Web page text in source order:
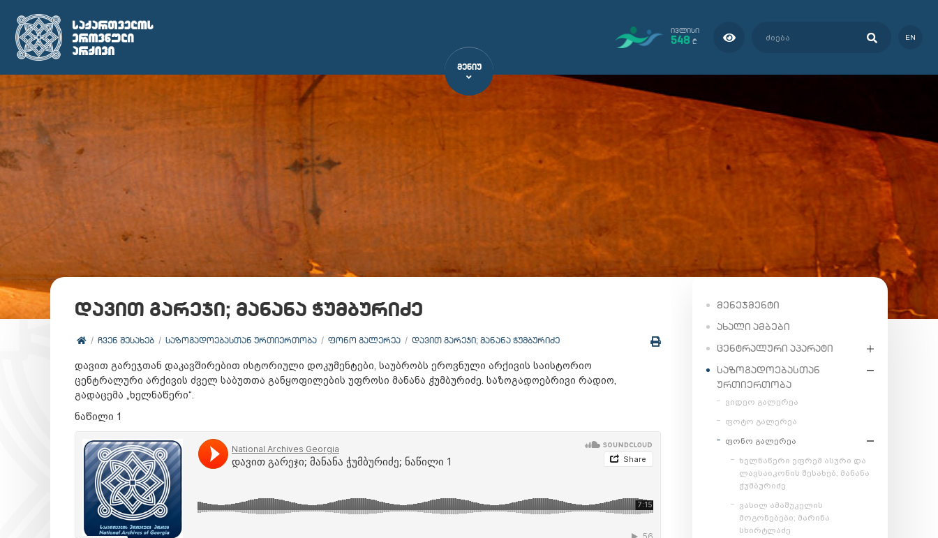
ᲘᲕᲚᲘᲡᲘ
548 ₾ EN
ᲛᲔᲜᲘᲣ
დავით გარეჯი; მანანა ჭუმბურიძე
ᲩᲕᲔᲜ ᲨᲔᲡᲐᲮᲔᲑ ᲡᲐᲖᲝᲒᲐᲓᲝᲔᲑᲐᲡᲗᲐᲜ ᲣᲠᲗᲘᲔᲠᲗᲝᲑᲐ ᲤᲝᲜᲝ ᲒᲐᲚᲔᲠᲔᲐ ᲓᲐᲕᲘᲗ ᲒᲐᲠᲔᲯᲘ; ᲛᲐᲜᲐᲜᲐ ᲭᲣᲛᲑᲣᲠᲘᲫᲔ
დავით გარეჯთან დაკავშირებით ისტორიული დოკუმენტები, საუბრობს ეროვნული არქივის საისტორიო
ცენტრალური არქივის ძველ საბუთთა განყოფილების უფროსი მანანა ჭუმბურიძე. საზოგადოებრივი რადიო,
გადაცემა „ხელნაწერი“.
ნაწილი 1
ᲛᲔᲜᲔᲯᲛᲔᲜᲢᲘ
ᲐᲮᲐᲚᲘ ᲐᲛᲑᲔᲑᲘ
ᲪᲔᲜᲢᲠᲐᲚᲣᲠᲘ ᲐᲞᲐᲠᲐᲢᲘ
ᲡᲐᲖᲝᲒᲐᲓᲝᲔᲑᲐᲡᲗᲐᲜ
ᲣᲠᲗᲘᲔᲠᲗᲝᲑᲐ
ვიდეო გალერეა
ფოტო გალერეა
ფონო გალერეა
ხელნაწერი ეფრემ ასური და
ლავსაიკონის შესახებ; მანანა
ჭუმბურიძე
ვასილ ამაშუკელის
მოგონებები; მარინა
სხირტლაძე